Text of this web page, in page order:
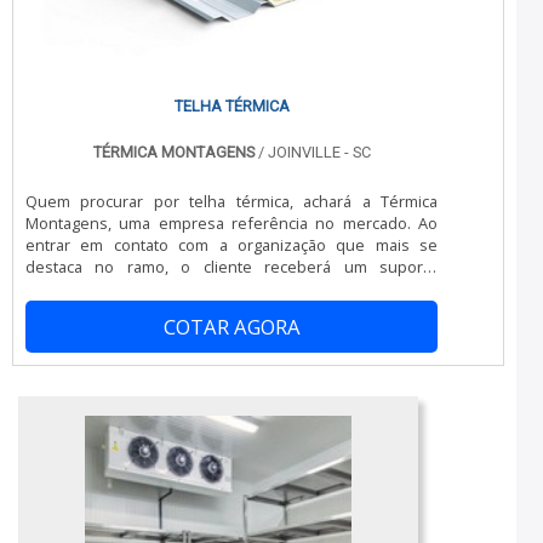
sucesso de cada cliente de ponta a ponta....
Térmica Montagens se mostra referência por ter: Preço
empresa, a mesma deve prezar pelos produtos e
passam despercebidos em outras companhias e podem
que a Térmica Montagens é uma empresa
comprometida com seus serviços no segmento de
sistemas termoisolantes. A empresa foca tudo que há
de mais atual para garantir a qualidade final para cada
cliente.A MELHOR EMPRESA NO SEGMENTOSomente na
Térmica Montagens tem o que há de melhor no ramo de
sistemas termoisolantes. Os clientes encontram itens
como câmara fria industrial e painel de fachada com
ótima qualidade e excelente custo-benefício.Para tal
competentes e em equipamentos inovadores. A Térmica
Montagens é uma empresa que tem despontado no
mercado pela seriedade e qualidade que garante a
melhor experiência para parceiros novos e antigos....
TELHA TÉRMICA
TÉRMICA MONTAGENS/ JOINVILLE - SC
Quem procurar por telha térmica, achará a Térmica
Montagens, uma empresa referência no mercado. Ao
entrar em contato com a organização que mais se
destaca no ramo, o cliente receberá um suporte
a ser adquirido.MAIS SOBRE TELHA TÉRMICAQuem
precisa de telha térmica em uma empresa que preza
pela segurança, descobre o site da Térmica Montagens.
garantindo o que há de melhor em tecnologia no
segmento.Ainda com uma visão analítica sobre telha
térmica, deve-se ter a exatidão em orçar com empresas
que prezam por produtos e serviços que tenham ótima
qualidade e assertividade, pontos importantes que
ficam de fora no planejamento de empresas que visam
apenas o lucro, deixando a desejar nos outros fatores.É
COTAR AGORA